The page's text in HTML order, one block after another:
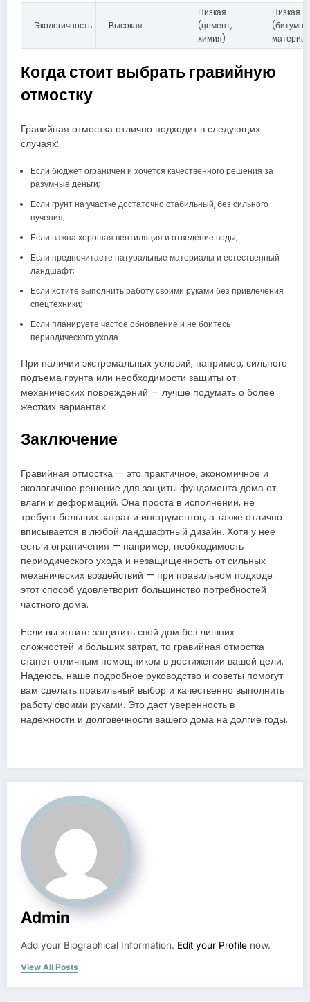
Экологичность Высокая
Низкая
(цемент,
химия)
Низкая
Когда стоит выбрать гравийную
отмостку
Гравийная отмостка отлично подходит в следующих
случаях:
Если бюджет ограничен и хочется качественного решения за
разумные деньги;
Если грунт на участке достаточно стабильный, без сильного
пучения;
Если важна хорошая вентиляция и отведение воды;
Если предпочитаете натуральные материалы и естественный
ландшафт;
Если хотите выполнить работу своими руками без привлечения
спецтехники;
Если планируете частое обновление и не боитесь
периодического ухода.
При наличии экстремальных условий, например, сильного
подъема грунта или необходимости защиты от
механических повреждений — лучше подумать о более
жестких вариантах.
Заключение
Гравийная отмостка — это практичное, экономичное и
экологичное решение для защиты фундамента дома от
влаги и деформаций. Она проста в исполнении, не
требует больших затрат и инструментов, а также отлично
вписывается в любой ландшафтный дизайн. Хотя у нее
есть и ограничения — например, необходимость
периодического ухода и незащищенность от сильных
механических воздействий — при правильном подходе
этот способ удовлетворит большинство потребностей
частного дома.
Если вы хотите защитить свой дом без лишних
сложностей и больших затрат, то гравийная отмостка
станет отличным помощником в достижении вашей цели.
Надеюсь, наше подробное руководство и советы помогут
вам сделать правильный выбор и качественно выполнить
работу своими руками. Это даст уверенность в
надежности и долговечности вашего дома на долгие годы.
Admin
Add your Biographical Information. Edit your Profile now.
View All Posts